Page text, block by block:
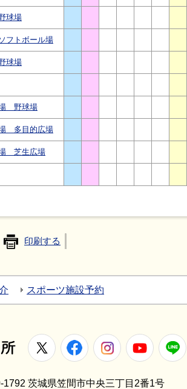
球場
フトボール場
球場
野球場
多目的広場
芝生広場
印刷する
スポーツ施設予約
笠間市役所
X FacebookInstagramYoutube
1792 茨城県笠間市中央三丁目2番1号